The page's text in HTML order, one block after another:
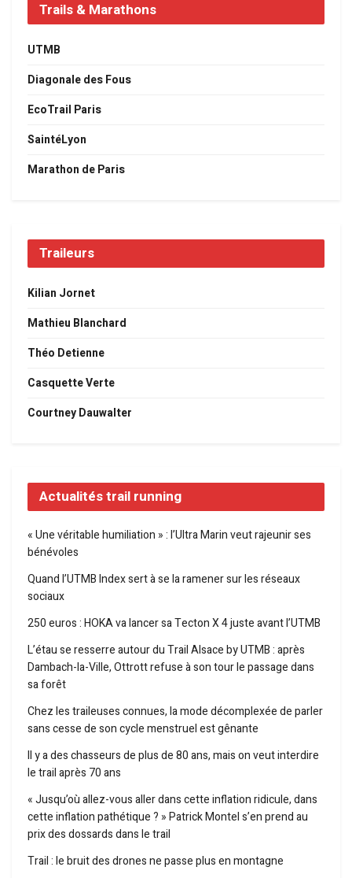
Trails & Marathons
UTMB
Diagonale des Fous
EcoTrail Paris
SaintéLyon
Marathon de Paris
Traileurs
Kilian Jornet
Mathieu Blanchard
Théo Detienne
Casquette Verte
Courtney Dauwalter
Actualités trail running
« Une véritable humiliation » : l’Ultra Marin veut rajeunir ses
bénévoles
Quand l’UTMB Index sert à se la ramener sur les réseaux
sociaux
250 euros : HOKA va lancer sa Tecton X 4 juste avant l’UTMB
L’étau se resserre autour du Trail Alsace by UTMB : après
Dambach-la-Ville, Ottrott refuse à son tour le passage dans
sa forêt
Chez les traileuses connues, la mode décomplexée de parler
sans cesse de son cycle menstruel est gênante
Il y a des chasseurs de plus de 80 ans, mais on veut interdire
le trail après 70 ans
« Jusqu’où allez-vous aller dans cette inflation ridicule, dans
cette inflation pathétique ? » Patrick Montel s’en prend au
prix des dossards dans le trail
Trail : le bruit des drones ne passe plus en montagne